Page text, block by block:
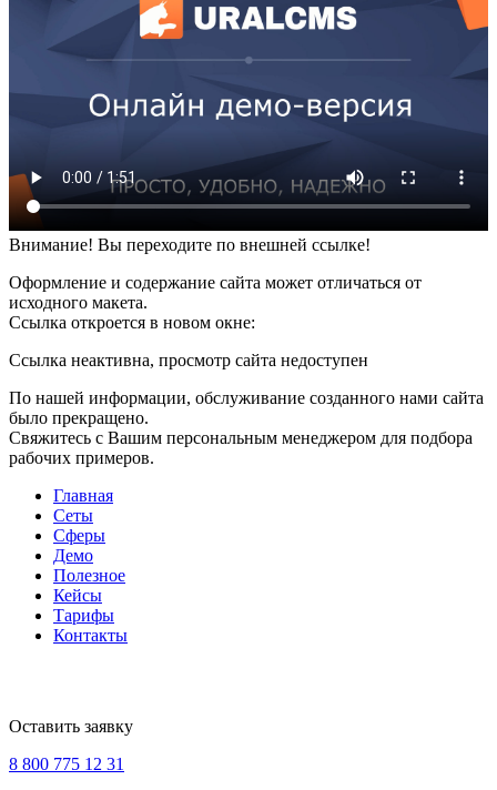
Внимание! Вы переходите по внешней ссылке!
Оформление и содержание сайта может отличаться от
исходного макета.
Ссылка откроется в новом окне:
Ссылка неактивна, просмотр сайта недоступен
По нашей информации, обслуживание созданного нами сайта
было прекращено.
Свяжитесь с Вашим персональным менеджером для подбора
рабочих примеров.
Главная
Сеты
Сферы
Демо
Полезное
Кейсы
Тарифы
Контакты
Оставить заявку
8 800 775 12 31